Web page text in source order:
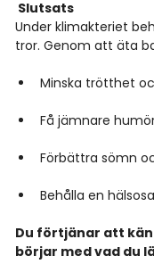
Slutsats
Under klimakteriet
tror. Genom att äta
Minska trötthet
Få jämnare
Förbättra sömn
Behålla en
Du förtjänar att
börjar med vad du